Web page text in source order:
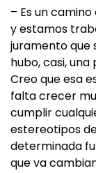
– Es un
y estamos
juramento que
hubo, casi,
Creo que esa
falta crecer
cumplir
estereotipos
determinada
que va